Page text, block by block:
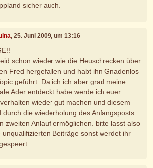
sicher auch.
, 25. Juni 2009, um 13:16
schon wieder wie die Heuschrecken über
Fred hergefallen und habt ihn Gnadenlos
geführt. Da ich ich aber grad meine
Ader entdeckt habe werde ich euer
wieder gut machen und diesem
durch die wiederholung des Anfangsposts
zweiten Anlauf ermöglichen. bitte lasst also
unqualifizierten Beiträge sonst werdet ihr